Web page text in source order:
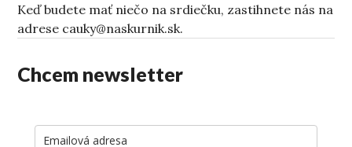
Keď budete mať niečo na srdiečku, zastihnete nás na
adrese cauky@naskurnik.sk.
Chcem newsletter